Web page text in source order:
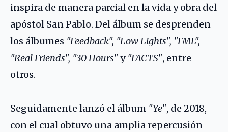
inspira de manera parcial en la vida y obra del
apóstol San Pablo. Del álbum se desprenden
los álbumes "Feedback", "Low Lights", "FML",
"Real Friends", "30 Hours"y "FACTS", entre
otros.
Seguidamente lanzó el álbum "Ye", de 2018,
con el cual obtuvo una amplia repercusión